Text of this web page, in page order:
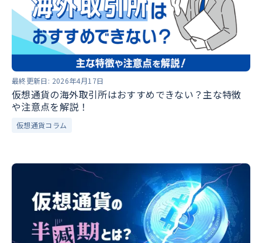
最終更新日: 2026年4月17日
仮想通貨の海外取引所はおすすめできない？主な特徴
や注意点を解説！
仮想通貨コラム